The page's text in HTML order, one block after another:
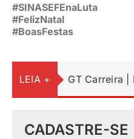
CLUBE
#SINASEFEnaLuta
#FelizNatal
#BoasFestas
LEIA + GT Carreira
CADASTRE-SE